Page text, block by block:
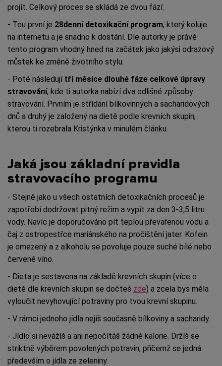
projít. Celkový proces se skládá ze dvou fází:
- Tou první je 28denní detoxikační program, který koluje
na internetu a je snadno k dostání. Dle autorky je právě
tento program vhodný hned na začátek jako jakýsi odrazový
můstek ke změně životního stylu.
- Poté následují tři měsíce dlouhé fáze celkové úpravy
stravování, kde ti autorka nabízí dva odlišné způsoby
stravování. Prvním je střídání bílkovinných a sacharidových
dnů a druhý je založený na dietě podle krevních skupin,
kterou ti rozebrala Kristýnka v minulém článku.
Jaká jsou základní pravidla
stravovacího programu
- Stejně jako u všech ostatních detoxikačních procesů je
zapotřebí dodržovat pitný režim a vypít za den 3-3,5 litru
vody. Navíc je doporučováno pít teplou převařenou vodu a
čaj z ostropestřce mariánského na pročištění jater. Kofein
je omezený a z alkoholu se povoluje pouze suché bílé nebo
červené víno.
- Dieta je sestavena na základě krevních skupin (více o
dietě dle krevních skupin se dočteš zde) a zcela bys měla
vyloučit nevyhovující potraviny pro tvou krevní skupinu.
- V rámci jednoho jídla nejíš současně bílkoviny a sacharidy.
- Jídlo si nevážíš a ani nepočítáš žádné kalorie. Držíš se
striktně výběrem povolených potravin, přičemž se jedná
především o jídla ze zeleniny.